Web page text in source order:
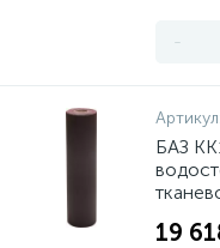
-
Артикул:
БАЗ
19